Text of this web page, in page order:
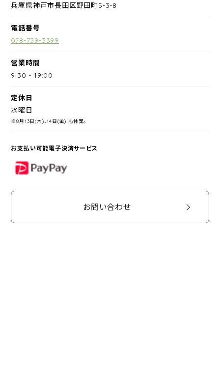
兵庫県神戸市長田区野田町5-3-8
電話番号
078-739-3399
営業時間
9:30 -19:00
定休日
水曜日
※8月13日(木)、14日(金) も休業。
お支払い可能電子決済サービス
PayPay
お問い合わせ